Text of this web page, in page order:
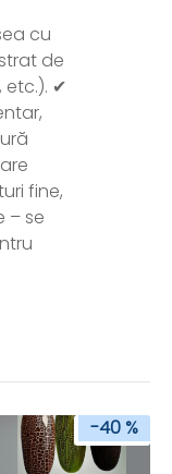
cu
de
etc.). ✔
fine,
– se
-40 %